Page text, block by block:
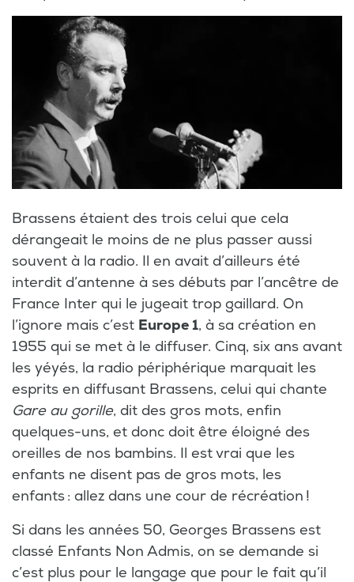
Brassens étaient des trois celui que cela
dérangeait le moins de ne plus passer aussi
souvent à la radio. Il en avait d’ailleurs été
interdit d’antenne à ses débuts par l’ancêtre de
France Inter qui le jugeait trop gaillard. On
l’ignore mais c’est Europe 1, à sa création en
1955 qui se met à le diffuser. Cinq, six ans avant
les yéyés, la radio périphérique marquait les
esprits en diffusant Brassens, celui qui chante
Gare au gorille, dit des gros mots, enfin
quelques-uns, et donc doit être éloigné des
oreilles de nos bambins. Il est vrai que les
enfants ne disent pas de gros mots, les
enfants : allez dans une cour de récréation !
Si dans les années 50, Georges Brassens est
classé Enfants Non Admis, on se demande si
c’est plus pour le langage que pour le fait qu’il